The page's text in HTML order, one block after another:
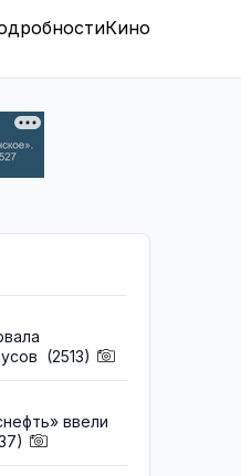
Кино
(2513)
ввели